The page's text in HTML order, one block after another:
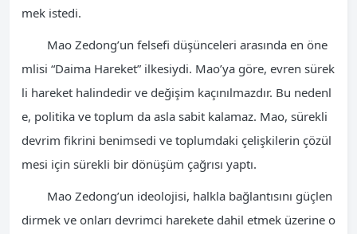
mek istedi.
Mao Zedong’un felsefi düşünceleri arasında en öne
mlisi “Daima Hareket” ilkesiydi. Mao’ya göre, evren sürek
li hareket halindedir ve değişim kaçınılmazdır. Bu nedenl
e, politika ve toplum da asla sabit kalamaz. Mao, sürekli
devrim fikrini benimsedi ve toplumdaki çelişkilerin çözül
mesi için sürekli bir dönüşüm çağrısı yaptı.
Mao Zedong’un ideolojisi, halkla bağlantısını güçlen
dirmek ve onları devrimci harekete dahil etmek üzerine o